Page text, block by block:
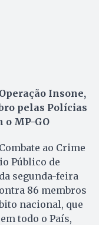
Insone,
pelas Polícias
MP-GO
ao Crime
Público de
segunda-feira
86 membros
nacional, que
todo o País,